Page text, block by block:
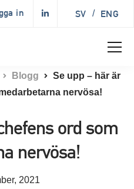
in SV / ENG
Blogg
Se upp – här är
nervösa!
ord som
nervösa!
2021